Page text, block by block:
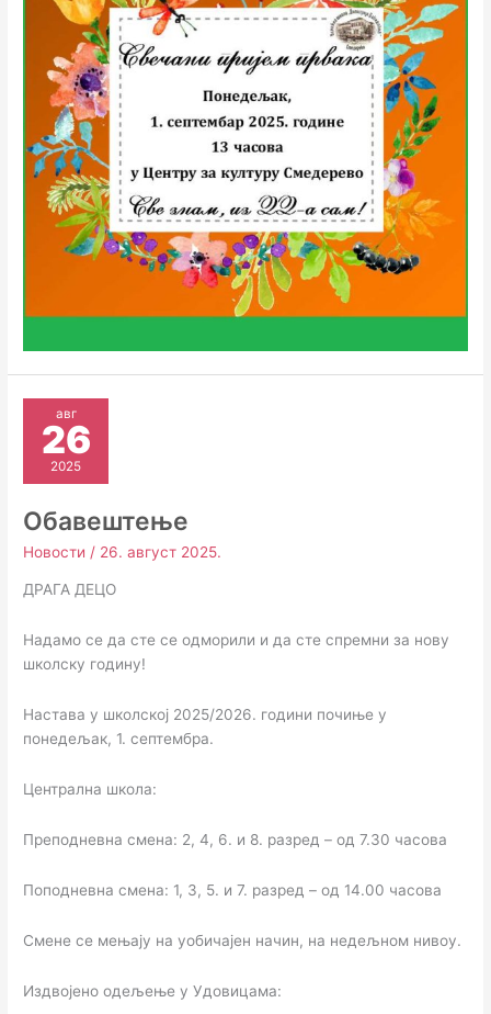
авг
26
2025
Обавештење
Новости / 26. август 2025.
ДРАГА ДЕЦО
Надамо се да сте се одморили и да сте спремни за нову
школску годину!
Настава у школској 2025/2026. години почиње у
понедељак, 1. септембра.
Централна школа:
Преподневна смена: 2, 4, 6. и 8. разред – од 7.30 часова
Поподневна смена: 1, 3, 5. и 7. разред – од 14.00 часова
Смене се мењају на уобичајен начин, на недељном нивоу.
Издвојено одељење у Удовицама: